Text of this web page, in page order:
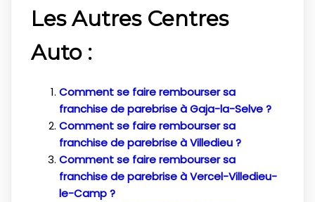
Les Autres Centres
Auto :
Comment se faire rembourser sa
franchise de parebrise à Gaja-la-Selve ?
Comment se faire rembourser sa
franchise de parebrise à Villedieu ?
Comment se faire rembourser sa
franchise de parebrise à Vercel-Villedieu-
le-Camp ?